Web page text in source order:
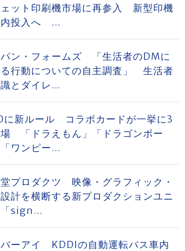
ェット印刷機市場に再参入 新型印機
内投入へ ...
パン・フォームズ 「生活者のDMに
行動についての自主調査」 生活者
とダイレ...
に新ルール コラボカードが一挙に3
「ドラえもん」「ドラゴンボー
ワンピー...
プロダクツ 映像・グラフィック・
計を横断する新プロダクションユニ
「sign...
バーアイ KDDIの自動運転バス車内